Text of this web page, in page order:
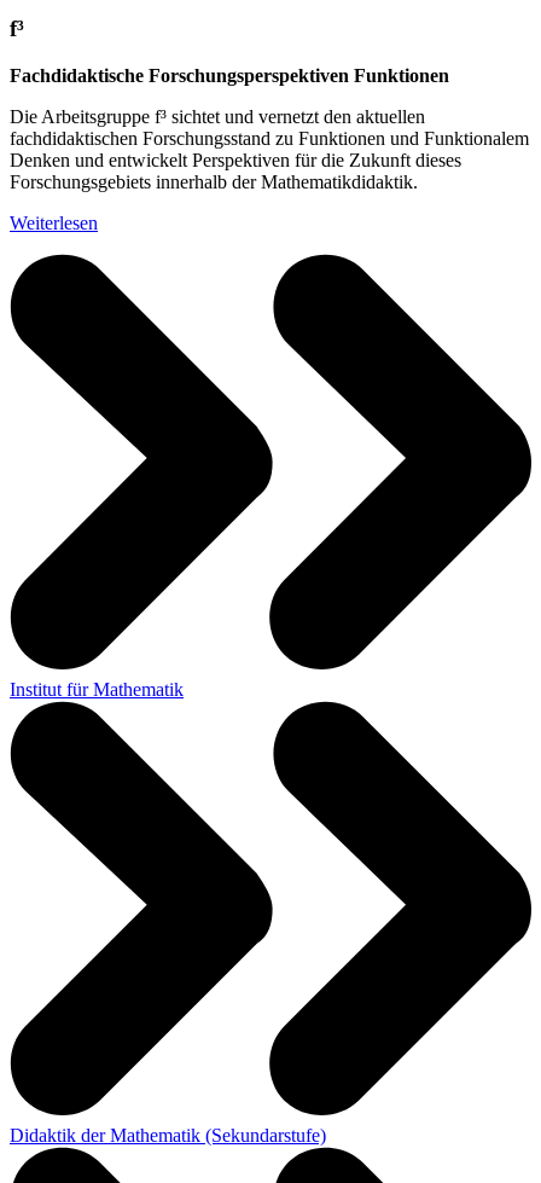
f³
Fachdidaktische Forschungsperspektiven Funktionen
Die Arbeitsgruppe f³ sichtet und vernetzt den aktuellen
fachdidaktischen Forschungsstand zu Funktionen und Funktionalem
Denken und entwickelt Perspektiven für die Zukunft dieses
Forschungsgebiets innerhalb der Mathematikdidaktik.
Weiterlesen
Institut für Mathematik
Didaktik der Mathematik (Sekundarstufe)